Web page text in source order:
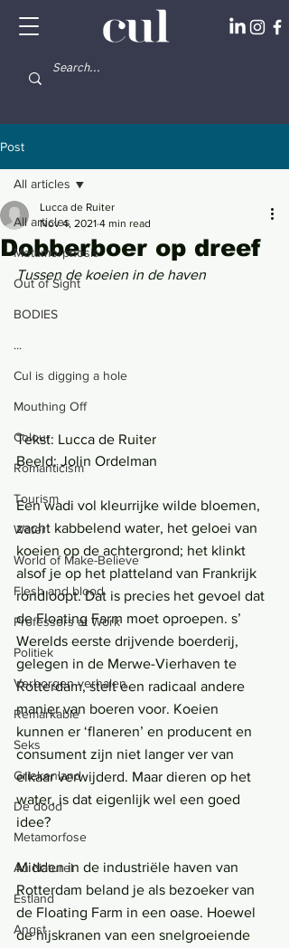
Post
All articles
Metamorphosis
Out of Sight
BODIES
...
Cul is digging a hole
Mouthing Off
Colour
Romanticism
Tourism
Water
World of Make-Believe
Flesh and blood
Professors at Work
Politiek
Verborgen verhalen
Remarkable
Seks
Griekenland
De dood
Metamorfose
Au Naturel
Estland
Angst
All articles
Dobberboer op dreef
Lucca de Ruiter
Nov 4, 2021 4 min read
Tussen de koeien in de haven
Tekst: Lucca de Ruiter
Beeld: Jolin Ordelman
Een wadi vol kleurrijke wilde bloemen,
zacht kabbelend water, het geloei van
koeien op de achtergrond; het klinkt
alsof je op het platteland van Frankrijk
rondloopt. Dat is precies het gevoel dat
de Floating Farm moet oproepen. s’
Werelds eerste drijvende boerderij,
gelegen in de Merwe-Vierhaven te
Rotterdam, stelt een radicaal andere
manier van boeren voor. Koeien
kunnen er ‘flaneren’ en producent en
consument zijn niet langer ver van
elkaar verwijderd. Maar dieren op het
water, is dat eigenlijk wel een goed
idee?
Midden in de industriële haven van
Rotterdam beland je als bezoeker van
de Floating Farm in een oase. Hoewel
de hijskranen van een snelgroeiende